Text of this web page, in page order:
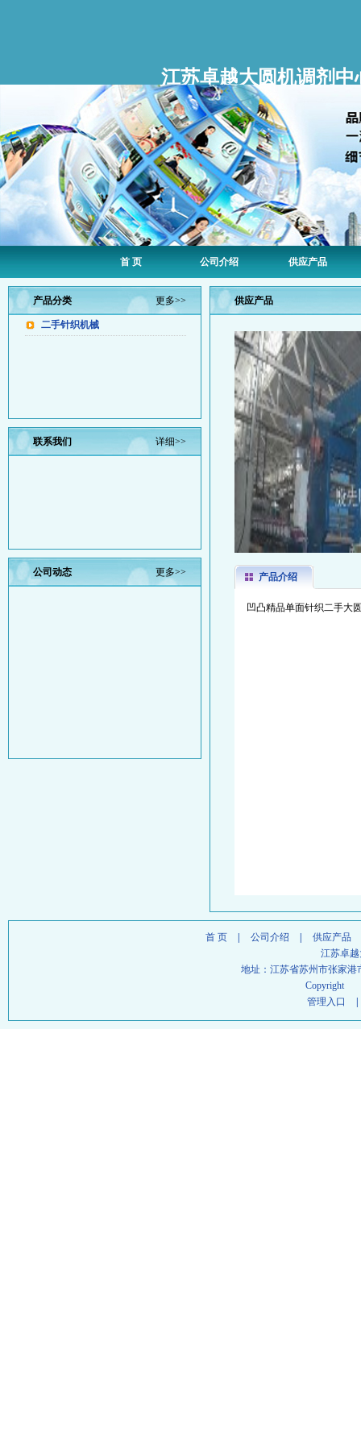
江苏卓越大圆机调剂中
首 页 公司介绍 供应产品
产品分类 更多>>
二手针织机械
联系我们 详细>>
公司动态 更多>>
供应产品
产品介绍
凹凸精品单面针织二手大
首 页 公司介绍
供应产品
江苏卓
地址：江苏省苏州市张家
Copyright
管理入口